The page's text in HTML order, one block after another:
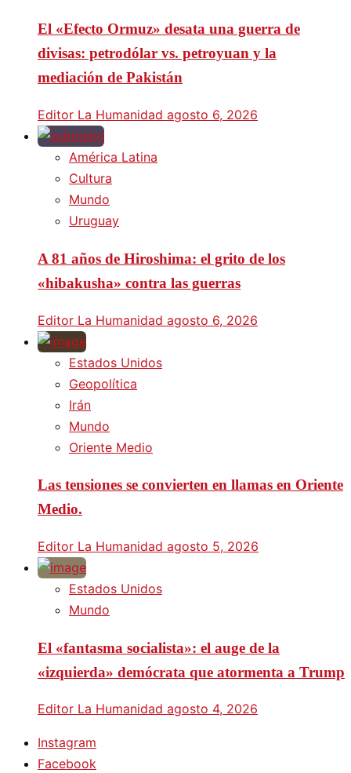
El «Efecto Ormuz» desata una guerra de
divisas: petrodólar vs. petroyuan y la
mediación de Pakistán
Editor La Humanidad agosto 6, 2026
América Latina
Cultura
Mundo
Uruguay
A 81 años de Hiroshima: el grito de los
«hibakusha» contra las guerras
Editor La Humanidad agosto 6, 2026
Estados Unidos
Geopolítica
Irán
Mundo
Oriente Medio
Las tensiones se convierten en llamas en Oriente
Medio.
Editor La Humanidad agosto 5, 2026
Estados Unidos
Mundo
El «fantasma socialista»: el auge de la
«izquierda» demócrata que atormenta a Trump
Editor La Humanidad agosto 4, 2026
Instagram
Facebook